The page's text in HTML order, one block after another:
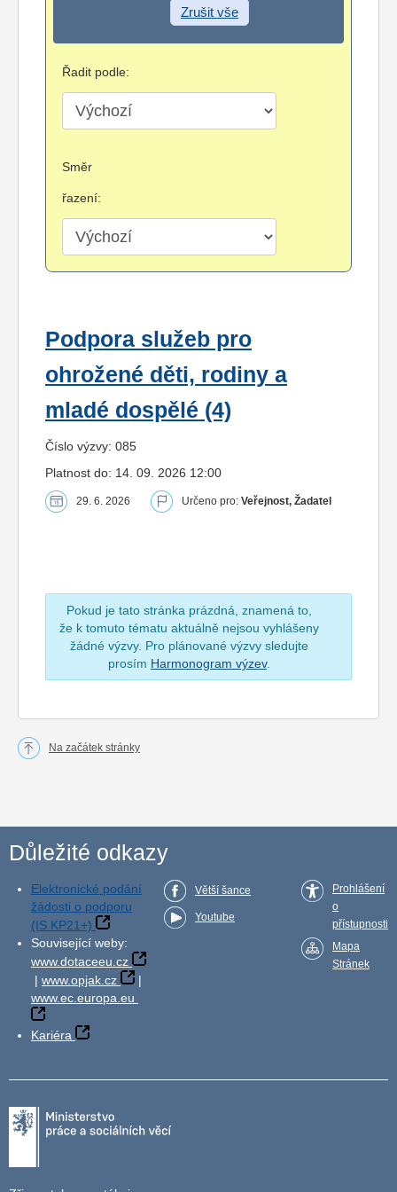
Zrušit vše
Řadit podle:
Směr
řazení:
Podpora služeb pro
ohrožené děti, rodiny a
mladé dospělé (4)
Číslo výzvy: 085
Platnost do: 14. 09. 2026 12:00
29. 6. 2026 Určeno pro: Veřejnost, Žadatel
Pokud je tato stránka prázdná, znamená to,
že k tomuto tématu aktuálně nejsou vyhlášeny
žádné výzvy. Pro plánované výzvy sledujte
prosím Harmonogram výzev.
Na začátek stránky
Důležité odkazy
Elektronické podání
žádosti o podporu
(IS KP21+)
Související weby:
www.dotaceeu.cz
| www.opjak.cz
|
www.ec.europa.eu
Kariéra
Větší šance
Youtube
Prohlášení
o
přístupnosti
Mapa
Stránek